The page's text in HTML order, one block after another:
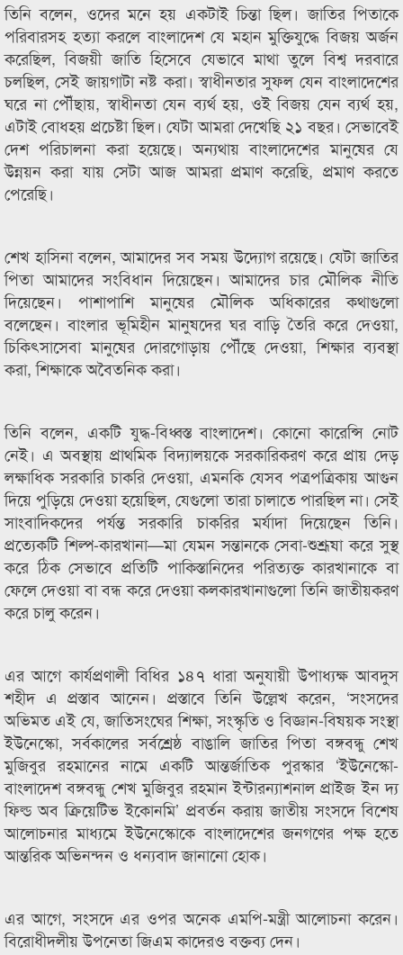
তিনি বলেন, ওদের মনে হয় একটাই চিন্তা ছিল। জাতির পিতাকে
পরিবারসহ হত্যা করলে বাংলাদেশ যে মহান মুক্তিযুদ্ধে বিজয় অর্জন
করেছিল, বিজয়ী জাতি হিসেবে যেভাবে মাথা তুলে বিশ্ব দরবারে
চলছিল, সেই জায়গাটা নষ্ট করা। স্বাধীনতার সুফল যেন বাংলাদেশের
ঘরে না পৌঁছায়, স্বাধীনতা যেন ব্যর্থ হয়, ওই বিজয় যেন ব্যর্থ হয়,
এটাই বোধহয় প্রচেষ্টা ছিল। যেটা আমরা দেখেছি ২১ বছর। সেভাবেই
দেশ পরিচালনা করা হয়েছে। অন্যথায় বাংলাদেশের মানুষের যে
উন্নয়ন করা যায় সেটা আজ আমরা প্রমাণ করেছি, প্রমাণ করতে
পেরেছি।
শেখ হাসিনা বলেন, আমাদের সব সময় উদ্যোগ রয়েছে। যেটা জাতির
পিতা আমাদের সংবিধান দিয়েছেন। আমাদের চার মৌলিক নীতি
দিয়েছেন। পাশাপাশি মানুষের মৌলিক অধিকারের কথাগুলো
বলেছেন। বাংলার ভূমিহীন মানুষদের ঘর বাড়ি তৈরি করে দেওয়া,
চিকিৎসাসেবা মানুষের দোরগোড়ায় পৌঁছে দেওয়া, শিক্ষার ব্যবস্থা
করা, শিক্ষাকে অবৈতনিক করা।
তিনি বলেন, একটি যুদ্ধ-বিধ্বস্ত বাংলাদেশ। কোনো কারেন্সি নোট
নেই। এ অবস্থায় প্রাথমিক বিদ্যালয়কে সরকারিকরণ করে প্রায় দেড়
লক্ষাধিক সরকারি চাকরি দেওয়া, এমনকি যেসব পত্রপত্রিকায় আগুন
দিয়ে পুড়িয়ে দেওয়া হয়েছিল, যেগুলো তারা চালাতে পারছিল না। সেই
সাংবাদিকদের পর্যন্ত সরকারি চাকরির মর্যাদা দিয়েছেন তিনি।
প্রত্যেকটি শিল্প-কারখানা—মা যেমন সন্তানকে সেবা-শুশ্রূষা করে সুস্থ
করে ঠিক সেভাবে প্রতিটি পাকিস্তানিদের পরিত্যক্ত কারখানাকে বা
ফেলে দেওয়া বা বন্ধ করে দেওয়া কলকারখানাগুলো তিনি জাতীয়করণ
করে চালু করেন।
এর আগে কার্যপ্রণালী বিধির ১৪৭ ধারা অনুযায়ী উপাধ্যক্ষ আবদুস
শহীদ এ প্রস্তাব আনেন। প্রস্তাবে তিনি উল্লেখ করেন, ‘সংসদের
অভিমত এই যে, জাতিসংঘের শিক্ষা, সংস্কৃতি ও বিজ্ঞান-বিষয়ক সংস্থা
ইউনেস্কো, সর্বকালের সর্বশ্রেষ্ঠ বাঙালি জাতির পিতা বঙ্গবন্ধু শেখ
মুজিবুর রহমানের নামে একটি আন্তর্জাতিক পুরস্কার ‘ইউনেস্কো-
বাংলাদেশ বঙ্গবন্ধু শেখ মুজিবুর রহমান ইন্টারন্যাশনাল প্রাইজ ইন দ্য
ফিল্ড অব ক্রিয়েটিভ ইকোনমি’ প্রবর্তন করায় জাতীয় সংসদে বিশেষ
আলোচনার মাধ্যমে ইউনেস্কোকে বাংলাদেশের জনগণের পক্ষ হতে
আন্তরিক অভিনন্দন ও ধন্যবাদ জানানো হোক।
এর আগে, সংসদে এর ওপর অনেক এমপি-মন্ত্রী আলোচনা করেন।
বিরোধীদলীয় উপনেতা জিএম কাদেরও বক্তব্য দেন।